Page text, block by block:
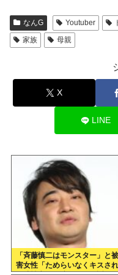
なんG Youtuber
家族
母親
X
LINE
「斉藤慎二はモンスター」と被
害女性「ためらいなくキスされ